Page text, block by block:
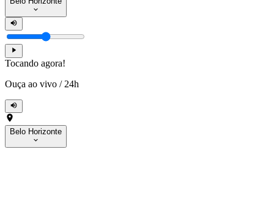
Tocando agora!
Ouça ao vivo / 24h
Belo Horizonte